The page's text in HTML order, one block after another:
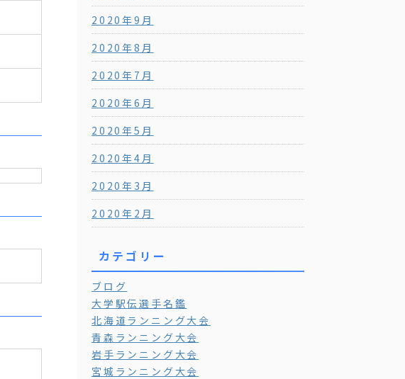
2020年9月
2020年8月
2020年7月
2020年6月
2020年5月
2020年4月
2020年3月
2020年2月
カテゴリー
ブログ
大学駅伝選手名鑑
北海道ランニング大会
青森ランニング大会
岩手ランニング大会
宮城ランニング大会